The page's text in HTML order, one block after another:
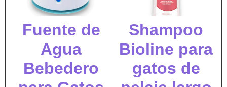
Fuente de
Agua
Bebedero
Shampoo
Bioline para
gatos de